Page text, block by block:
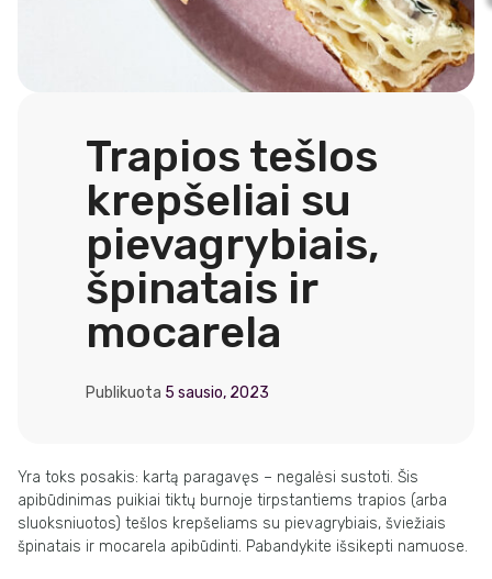
Trapios tešlos
krepšeliai su
pievagrybiais,
špinatais ir
mocarela
Publikuota 5 sausio, 2023
Yra toks posakis: kartą paragavęs – negalėsi sustoti. Šis
apibūdinimas puikiai tiktų burnoje tirpstantiems trapios (arba
sluoksniuotos) tešlos krepšeliams su pievagrybiais, šviežiais
špinatais ir mocarela apibūdinti. Pabandykite išsikepti namuose.